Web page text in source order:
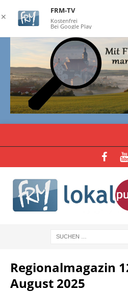
Regionalmagazin
August 2025
✕
FRM-TV
Kostenfrei
Bei Google Play